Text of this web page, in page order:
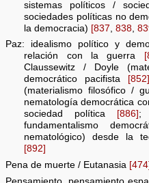
sistemas políticos /
sociedades políticas no
la democracia) [837 ,838 ,
Paz: idealismo político y
relación con la guerra
Claussewitz / Doyle
democrático pacifista
[852]
(materialismo filosófico /
nematología democrática
sociedad política
[886] ;
fundamentalismo
nematológico) desde la
[892]
Pena de muerte / Eutanasia [474]